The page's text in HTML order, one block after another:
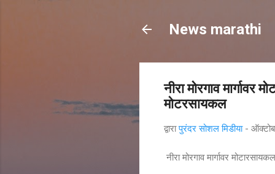
News marathi
नीरा मोरगाव
मोटरसायकल
द्वारापुरंदर सोशल मिडीया -
नीरा मोरगाव मार्गावर